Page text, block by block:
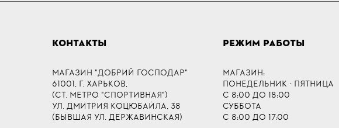
КОНТАКТЫ
МАГАЗИН "ДОБРИЙ ГОСПОДАР"
61001, Г. ХАРЬКОВ,
(СТ. МЕТРО "СПОРТИВНАЯ")
УЛ. ДМИТРИЯ КОЦЮБАЙЛА, 38
(БЫВШАЯ УЛ. ДЕРЖАВИНСКАЯ)
РЕЖИМ РАБОТЫ
МАГАЗИН:
ПОНЕДЕЛЬНИК - ПЯТНИЦА
С 8:00 ДО 18:00
СУББОТА
С 8:00 ДО 17:00